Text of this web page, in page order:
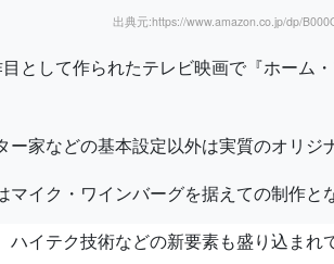
出典元:https://www.amazon.co.jp/dp/
として作られたテレビ映画で『ホーム
家などの基本設定以外は実質のオリジ
イク・ワインバーグを据えての制作と
イテク技術などの新要素も盛り込まれ